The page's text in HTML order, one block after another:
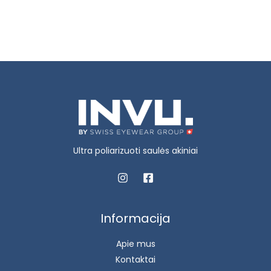
Ultra poliarizuoti saulės akiniai
Informacija
Apie mus
Kontaktai